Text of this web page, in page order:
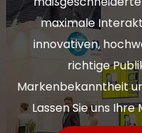
maximale
innovativen,
richtige
Markenbekanntheit
Lassen Sie uns